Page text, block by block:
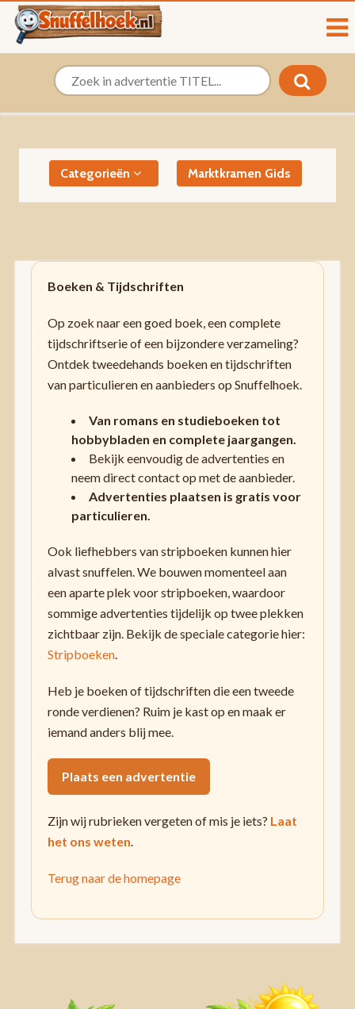
Categorieën Marktkramen Gids
Boeken & Tijdschriften
Op zoek naar een goed boek, een complete
tijdschriftserie of een bijzondere verzameling?
Ontdek tweedehands boeken en tijdschriften
van particulieren en aanbieders op Snuffelhoek.
Van romans en studieboeken tot
hobbybladen en complete jaargangen.
Bekijk eenvoudig de advertenties en
neem direct contact op met de aanbieder.
Advertenties plaatsen is gratis voor
particulieren.
Ook liefhebbers van stripboeken kunnen hier
alvast snuffelen. We bouwen momenteel aan
een aparte plek voor stripboeken, waardoor
sommige advertenties tijdelijk op twee plekken
zichtbaar zijn. Bekijk de speciale categorie hier:
Stripboeken.
Heb je boeken of tijdschriften die een tweede
ronde verdienen? Ruim je kast op en maak er
iemand anders blij mee.
Plaats een advertentie
Zijn wij rubrieken vergeten of mis je iets? Laat
het ons weten.
Terug naar de homepage